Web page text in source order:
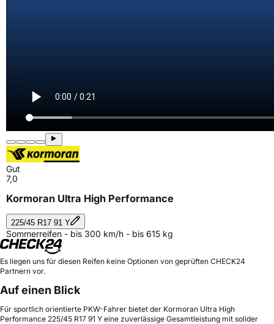
Gut
7,0
Kormoran Ultra High Performance
225/45 R17 91 Y
Sommerreifen - bis 300 km/h - bis 615 kg
Es liegen uns für diesen Reifen keine Optionen von geprüften CHECK24
Partnern vor.
Auf einen Blick
Für sportlich orientierte PKW-Fahrer bietet der Kormoran Ultra High
Performance 225/45 R17 91 Y eine zuverlässige Gesamtleistung mit solider